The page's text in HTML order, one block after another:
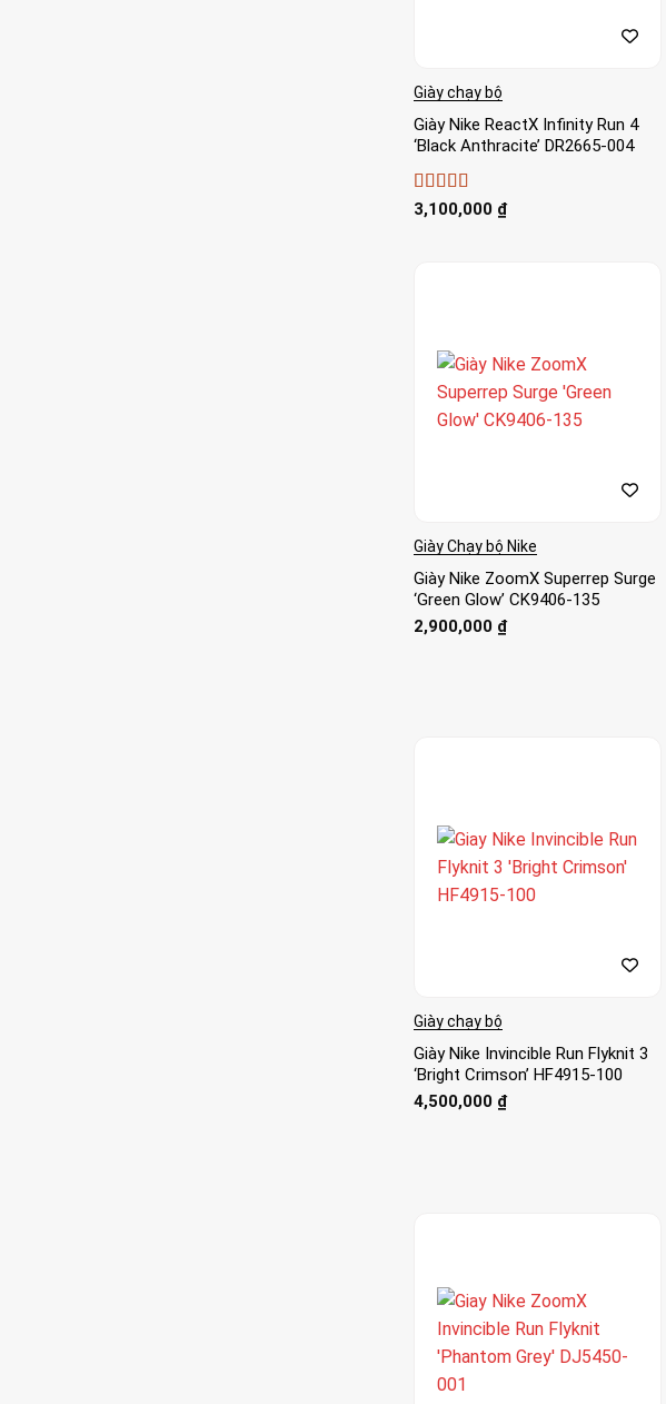
Giày chạy bộ
Giày Nike ReactX Infinity Run 4
‘Black Anthracite’ DR2665-004
Được xếp
3,100,000 ₫
Giày Chạy bộ Nike
Giày Nike ZoomX Superrep Surge
‘Green Glow’ CK9406-135
2,900,000 ₫
Giày chạy bộ
Giày Nike Invincible Run Flyknit 3
‘Bright Crimson’ HF4915-100
4,500,000 ₫